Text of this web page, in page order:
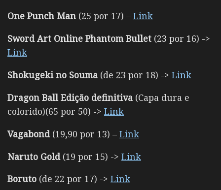
One Punch Man (25 por 17) – Link
Sword Art Online Phantom Bullet (23 por 16) ->
Link
Shokugeki no Souma (de 23 por 18) -> Link
Dragon Ball Edição definitiva (Capa dura e
colorido)(65 por 50) -> Link
Vagabond (19,90 por 13) – Link
Naruto Gold(19 por 15) -> Link
Boruto (de 22 por 17) -> Link